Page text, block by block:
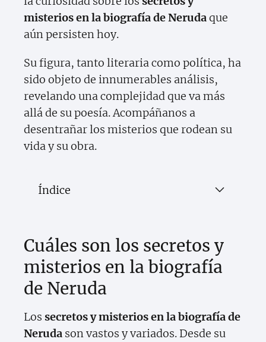
misterios en la biografía de Nerudaque
aún persisten hoy.
Su figura, tanto literaria como política, ha
sido objeto de innumerables análisis,
revelando una complejidad que va más
allá de su poesía. Acompáñanos a
desentrañar los misterios que rodean su
vida y su obra.
Índice
Cuáles son los secretos y
misterios en la biografía
de Neruda
Los secretos y misterios en la biografía de
Neruda son vastos y variados. Desde su